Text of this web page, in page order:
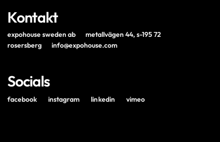
Kontakt
expohouse sweden ab
metallvägen 44, s-195 72
rosersberg
info@expohouse.com
Socials
facebook instagram linkedin vimeo